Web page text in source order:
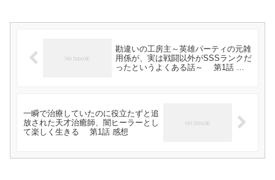
勘違いの工房主～英雄パーティの元雑
用係が、実は戦闘以外がSSSランクだ
ったというよくある話～ 第1話 感
一瞬で治療していたのに役立たずと追
放された天才治癒師、闇ヒーラーとし
て楽しく生きる 第1話 感想